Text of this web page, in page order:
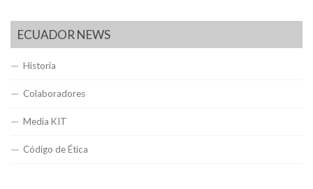
ECUADOR NEWS
Historia
Colaboradores
Media KIT
Código de Ética